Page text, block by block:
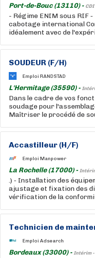
Port-de-Bouc (13110) - CDI
- Régime ENIM sous RIF
cabotage international
idéalement avec de
SOUDEUR (F/H)
Emploi RANDSTAD
L'Hermitage (35590) -
Dans le cadre de vos
soudage pour
Maîtriser le procédé de
Accastilleur (H/F)
Emploi Manpower
La Rochelle (17000) -
.) - Installation des
ajustage et fixation des
vérification de la
Technicien de
Emploi Adsearch
Bordeaux (33000) -Intérim -